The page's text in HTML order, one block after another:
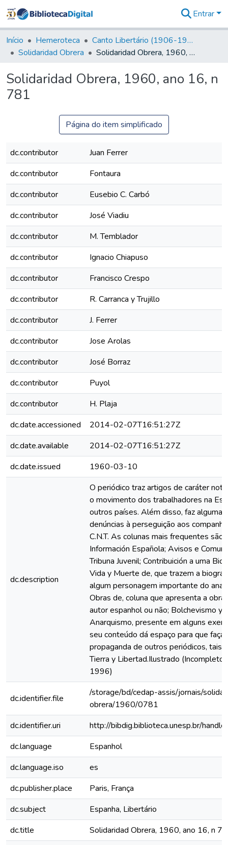
&
Coleções
Tudo na
Digital
Entrar
Início Hemeroteca
Canto Libertário (1906-1995)
Solidaridad Obrera
Solidaridad Obrera, 1960, ano 16, n 781
Solidaridad Obrera, 1960, ano 16, n
781
Página do item simplificado
dc.contributor
Juan Ferrer
dc.contributor
Fontaura
dc.contributor
Eusebio C. Carbó
dc.contributor
José Viadiu
dc.contributor
M. Temblador
dc.contributor
Ignacio Chiapuso
dc.contributor
Francisco Crespo
dc.contributor
R. Carranca y Trujillo
dc.contributor
J. Ferrer
dc.contributor
Jose Arolas
dc.contributor
José Borraz
dc.contributor
Puyol
dc.contributor
H. Plaja
dc.date.accessioned
2014-02-07T16:51:27Z
dc.date.available
2014-02-07T16:51:27Z
dc.date.issued
1960-03-10
dc.description
O periódico traz artigos de caráter
o movimento dos trabalhadores na
outros países. Além disso, faz
denúncias à perseguição aos
C.N.T. As colunas mais frequentes
Información Española; Avisos e
Tribuna Juvenil; Contribuición a uma
Vida y Muerte de, que trazem a
algum personagem importante do
Obras de, coluna que apresenta a obra
autor espanhol ou não; Bolchevismo y
Anarquismo, presente em alguns
seu conteúdo dá espaço para que faça
propaganda de outros periódicos, tais
Tierra y Libertad.Ilustrado
1996)
dc.identifier.file
/storage/bd/cedap-assis/jornais/
obrera/1960/0781
dc.identifier.uri
http://bibdig.biblioteca.unesp.br/
dc.language
Espanhol
dc.language.iso
es
dc.publisher.place
Paris, França
dc.subject
Espanha, Libertário
dc.title
Solidaridad Obrera, 1960, ano 16, n